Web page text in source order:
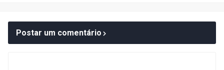
Postar um comentário